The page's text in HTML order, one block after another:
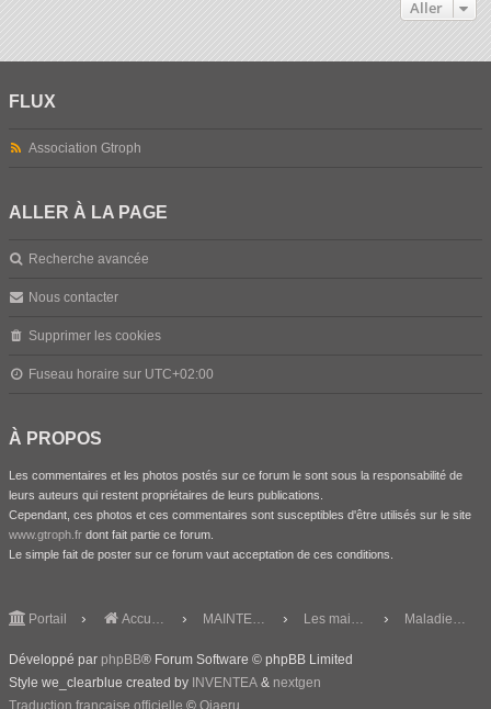
Aller
FLUX
Association Gtroph
ALLER À LA PAGE
Recherche avancée
Nous contacter
Supprimer les cookies
Fuseau horaire sur UTC+02:00
À PROPOS
Les commentaires et les photos postés sur ce forum le sont sous la responsabilité de
leurs auteurs qui restent propriétaires de leurs publications.
Cependant, ces photos et ces commentaires sont susceptibles d'être utilisés sur le site
www.gtroph.fr dont fait partie ce forum.
Le simple fait de poster sur ce forum vaut acceptation de ces conditions.
Portail Accueil du forum MAINTENANCE Les maintenir Maladies et traitements
Développé par phpBB® Forum Software © phpBB Limited
Style we_clearblue created by INVENTEA & nextgen
Traduction française officielle © Qiaeru